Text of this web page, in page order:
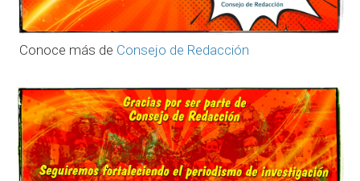
Conoce más de Consejo de Redacción